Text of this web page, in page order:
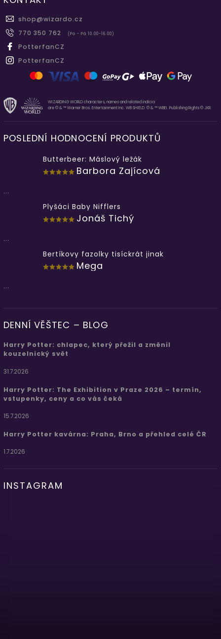
shop@wizardo.cz
770 350 762
(Po - Pá 10.00-16.00)
PotterfanCZ
PotterfanCZ
WIZARDING WORLD characters, names and related indicia
are © & ™ Warner Bros. Entertainment Inc. WB SHIELD: © & ™ WBEI. Publishing Rights © JKR.
POSLEDNÍ HODNOCENÍ PRODUKTŮ
Butterbeer: Máslový ležák
Barbora Zajícová
...
Plyšáci Baby Nifflers
Jonáš Tichý
...
Bertíkovy fazolky tisíckrát jinak
Mega
...
DENNÍ VĚŠTEC – BLOG
Harry Potter: chlapec, který přežil a změnil
kouzelnický svět
31.7.2026
Harry Potter: The Exhibition v Praze 2026 – termín,
vstupenky, ceny a co vás čeká
15.7.2026
Harry Potter kavárna: Praha, Brno a přehled celé ČR
1.7.2026
INSTAGRAM